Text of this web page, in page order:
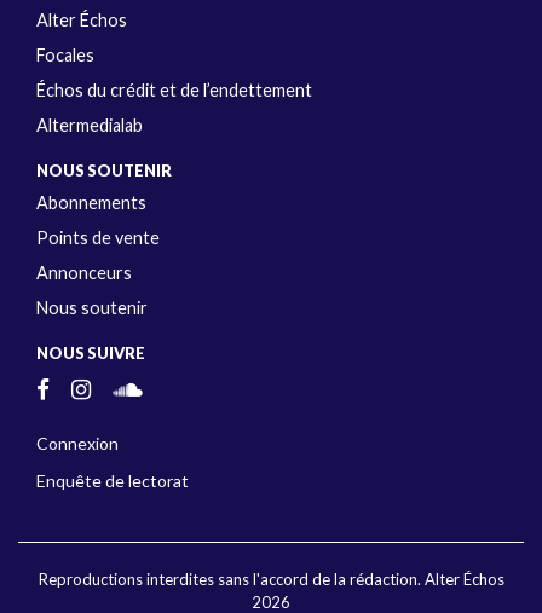
Alter Échos
Focales
Échos du crédit et de l’endettement
Altermedialab
NOUS SOUTENIR
Abonnements
Points de vente
Annonceurs
Nous soutenir
NOUS SUIVRE
Connexion
Enquête de lectorat
Reproductions interdites sans l'accord de la rédaction. Alter Échos
2026